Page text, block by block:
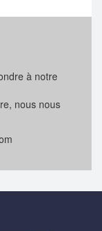
à notre
nous nous